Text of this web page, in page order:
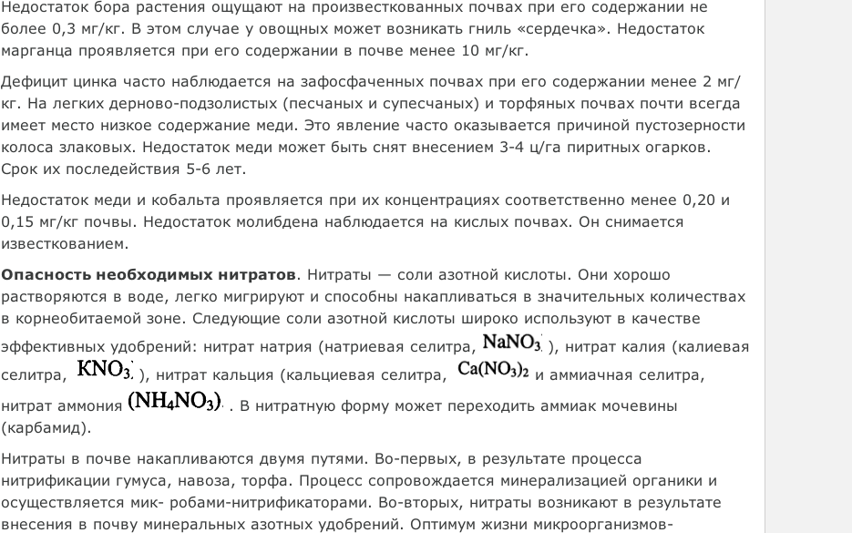
Недостаток бора растения ощущают на произвесткованных почвах при его содержании не
более 0,3 мг/кг. В этом случае у овощных может возникать гниль «сердечка». Недостаток
марганца проявляется при его содержании в почве менее 10 мг/кг.
Дефицит цинка часто наблюдается на зафосфаченных почвах при его содержании менее 2 мг/
кг. На легких дерново-подзолистых (песчаных и супесчаных) и торфяных почвах почти всегда
имеет место низкое содержание меди. Это явление часто оказывается причиной пустозерности
колоса злаковых. Недостаток меди может быть снят внесением 3-4 ц/га пиритных огарков.
Срок их последействия 5-6 лет.
Недостаток меди и кобальта проявляется при их концентрациях соответственно менее 0,20 и
0,15 мг/кг почвы. Недостаток молибдена наблюдается на кислых почвах. Он снимается
известкованием.
Опасность необходимых нитратов. Нитраты — соли азотной кислоты. Они хорошо
растворяются в воде, легко мигрируют и способны накапливаться в значительных количествах
в корнеобитаемой зоне. Следующие соли азотной кислоты широко используют в качестве
эффективных удобрений: нитрат натрия (натриевая селитра,
), нитрат калия (калиевая
селитра,
), нитрат кальция (кальциевая селитра,
и аммиачная селитра,
нитрат аммония
. В нитратную форму может переходить аммиак мочевины
(карбамид).
Нитраты в почве накапливаются двумя путями. Во-первых, в результате процесса
нитрификации гумуса, навоза, торфа. Процесс сопровождается минерализацией органики и
осуществляется мик- робами-нитрификаторами. Во-вторых, нитраты возникают в результате
внесения в почву минеральных азотных удобрений. Оптимум жизни микроорганизмов-